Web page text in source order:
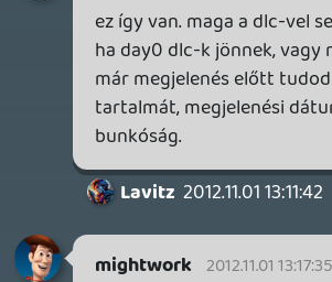
mightwork 2012.11.01 12:42:00 #0br6m
Nem tudom most pontosan forintosítva
mennyi az MSP de nem éri meg jobban a
limited? Én azt rendeltem amúgy is 🙂
oriic
Vennék is egyet azonnal. 😃